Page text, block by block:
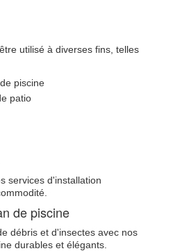
utilisé à diverses fins, telles
piscine
patio
services d'installation
de piscine
débris et d'insectes avec nos
durables et élégants.